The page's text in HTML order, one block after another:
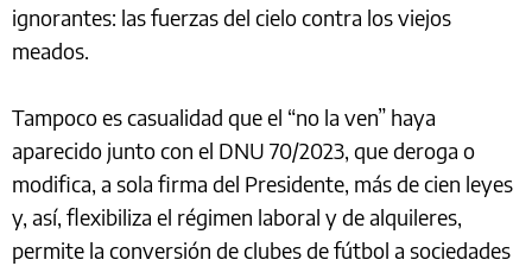
ignorantes: las fuerzas del cielo contra los viejos
meados.
Tampoco es casualidad que el “no la ven” haya
aparecido junto con el DNU 70/2023, que deroga o
modifica, a sola firma del Presidente, más de cien leyes
y, así, flexibiliza el régimen laboral y de alquileres,
permite la conversión de clubes de fútbol a sociedades